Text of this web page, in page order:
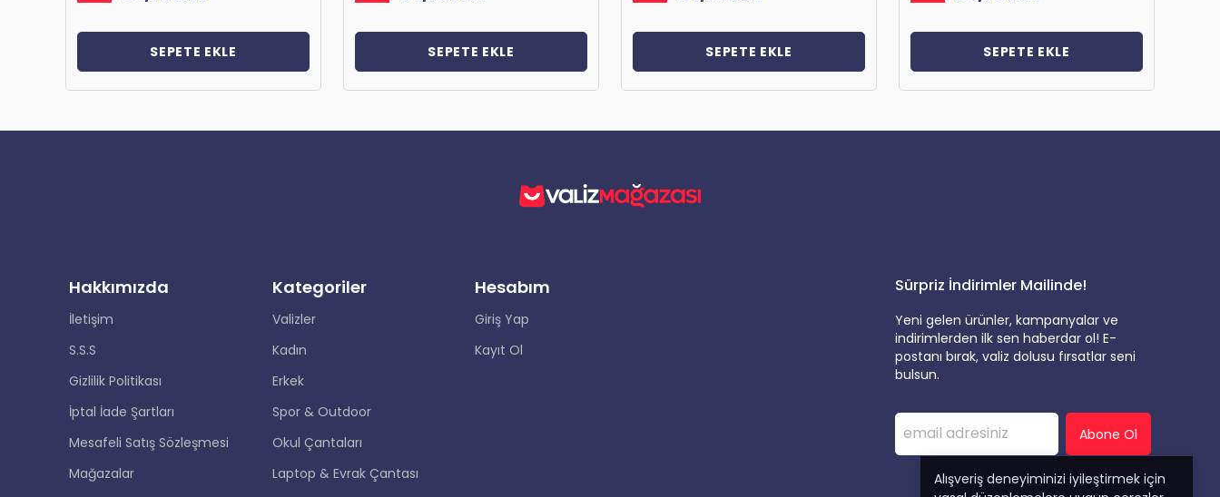
Alışveriş deneyiminizi iyileştirmek için
SEPETE EKLE SEPETE EKLE SEPETE EKLE SEPETE EKLE
Hakkımızda
İletişim
S.S.S
Gizlilik Politikası
İptal İade Şartları
Mesafeli Satış Sözleşmesi
Mağazalar
Kategoriler
Valizler
Kadın
Erkek
Spor & Outdoor
Okul Çantaları
Laptop & Evrak Çantası
Hesabım
Giriş Yap
Kayıt Ol
Sürpriz İndirimler Mailinde!
Yeni gelen ürünler, kampanyalar ve
indirimlerden ilk sen haberdar ol! E-
postanı bırak, valiz dolusu fırsatlar seni
bulsun.
Abone Ol